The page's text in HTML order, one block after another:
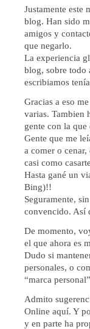
Justamente este
blog. Han sido
amigos y
que negarlo.
La experiencia
blog, sobre todo
escribiamos
Gracias a eso
varias. Tambien
gente con la
Gente que me
a comer o
casi como
Hasta gané un
Bing)!!
Seguramente,
convencido. Así
De momento,
el que ahora es
Dudo si
personales, o
“marca
Admito
Online aquí. Y
y en parte ha